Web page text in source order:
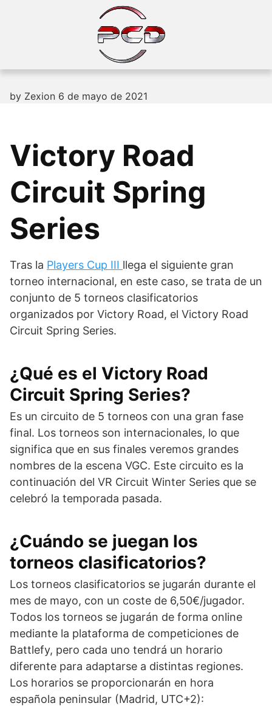
by Zexion 6 de mayo de 2021
Victory Road
Circuit Spring
Series
Tras la Players Cup III llega el siguiente gran
torneo internacional, en este caso, se trata de un
conjunto de 5 torneos clasificatorios
organizados por Victory Road, el Victory Road
Circuit Spring Series.
¿Qué es el Victory Road
Circuit Spring Series?
Es un circuito de 5 torneos con una gran fase
final. Los torneos son internacionales, lo que
significa que en sus finales veremos grandes
nombres de la escena VGC. Este circuito es la
continuación del VR Circuit Winter Series que se
celebró la temporada pasada.
¿Cuándo se juegan los
torneos clasificatorios?
Los torneos clasificatorios se jugarán durante el
mes de mayo, con un coste de 6,50€/jugador.
Todos los torneos se jugarán de forma online
mediante la plataforma de competiciones de
Battlefy, pero cada uno tendrá un horario
diferente para adaptarse a distintas regiones.
Los horarios se proporcionarán en hora
española peninsular (Madrid, UTC+2):